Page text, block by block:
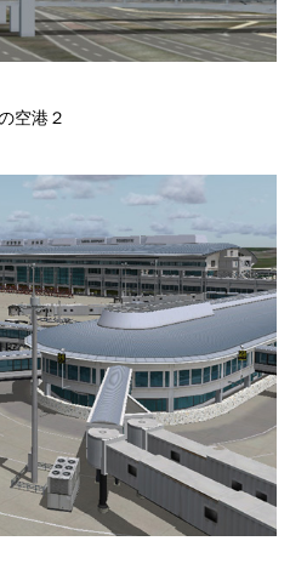
空港２